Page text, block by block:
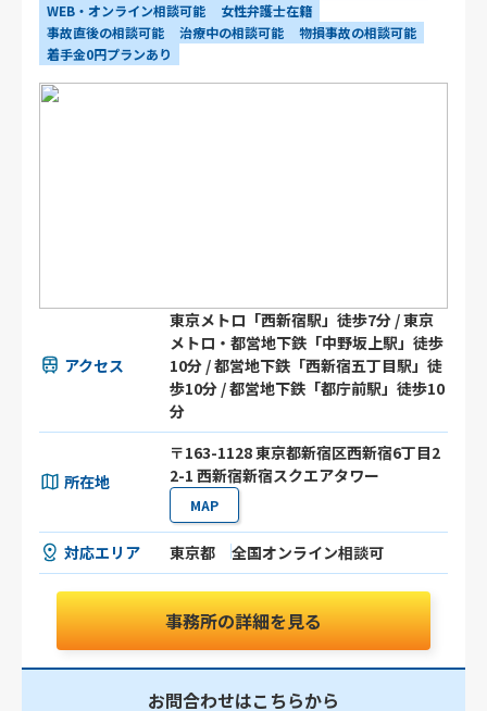
WEB・オンライン相談可能
女性弁護士在籍
事故直後の相談可能
治療中の相談可能
物損事故の相談可能
着手金0円プランあり
アクセス
東京メトロ「西新宿駅」徒歩7分 / 東京
メトロ・都営地下鉄「中野坂上駅」徒歩
10分 / 都営地下鉄「西新宿五丁目駅」徒
歩10分 / 都営地下鉄「都庁前駅」徒歩10
分
所在地
〒163-1128 東京都新宿区西新宿6丁目2
2-1 西新宿新宿スクエアタワー
MAP
対応エリア 東京都 全国オンライン相談可
事務所の詳細を見る
お問合わせはこちらから